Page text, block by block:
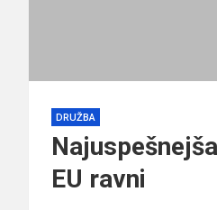
DRUŽBA
EU ravni